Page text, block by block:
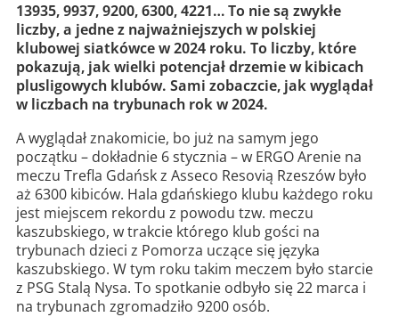
13935, 9937, 9200, 6300, 4221… To nie są zwykłe
liczby, a jedne z najważniejszych w polskiej
klubowej siatkówce w 2024 roku. To liczby, które
pokazują, jak wielki potencjał drzemie w kibicach
plusligowych klubów. Sami zobaczcie, jak wyglądał
w liczbach na trybunach rok w 2024.
A wyglądał znakomicie, bo już na samym jego
początku – dokładnie 6 stycznia – w ERGO Arenie na
meczu Trefla Gdańsk z Asseco Resovią Rzeszów było
aż 6300 kibiców. Hala gdańskiego klubu każdego roku
jest miejscem rekordu z powodu tzw. meczu
kaszubskiego, w trakcie którego klub gości na
trybunach dzieci z Pomorza uczące się języka
kaszubskiego. W tym roku takim meczem było starcie
z PSG Stalą Nysa. To spotkanie odbyło się 22 marca i
na trybunach zgromadziło 9200 osób.